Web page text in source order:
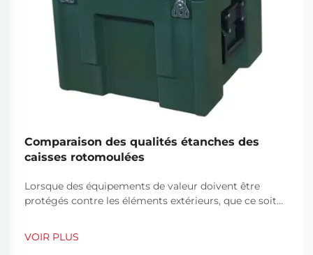
Comparaison des qualités étanches des
caisses rotomoulées
Lorsque des équipements de valeur doivent être
protégés contre les éléments extérieurs, que ce soit
le choix des caisses de protection adéquates est
VOIR PLUS